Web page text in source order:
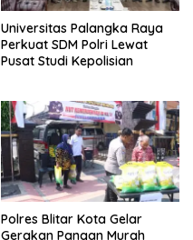
Universitas Palangka Raya
Perkuat SDM Polri Lewat
Pusat Studi Kepolisian
Polres Blitar Kota Gelar
Gerakan Pangan Murah